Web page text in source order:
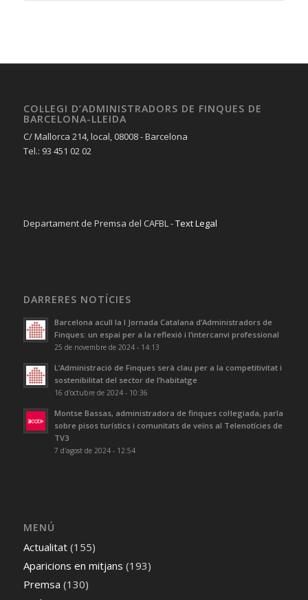
COL·LEGI D’ADMINISTRADORS DE FINQUES DE
BARCELONA-LLEIDA
C/ Mallorca 214, local, 08008 - Barcelona
Tel.: 93 451 02 02
Departament de Premsa del CAFBL -Text Legal
DARRERES NOTÍCIES
Barcelona acull la I Jornada Catalana d’Administradors de
Finques: un espai per a la reflexió i l’intercanvi professional
25 de novembre de 2024 - 14:13
L’Administració de Finques serà clau per a la competitivitat i
sostenibilitat del sector de l’habitatge
16 d'octubre de 2024 - 10:36
Montse Bassas, administradora de finques col·legiada, parla
sobre pisos turístics i comunitats de veïns al Telenotícies de
TV3
7 d'agost de 2024 - 12:54
MENÚ
Actualitat(155)
Aparicions en mitjans (193)
Premsa (130)